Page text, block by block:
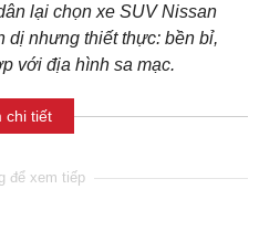
lại chọn xe SUV Nissan
dị nhưng thiết thực: bền bỉ,
với địa hình sa mạc.
chi tiết